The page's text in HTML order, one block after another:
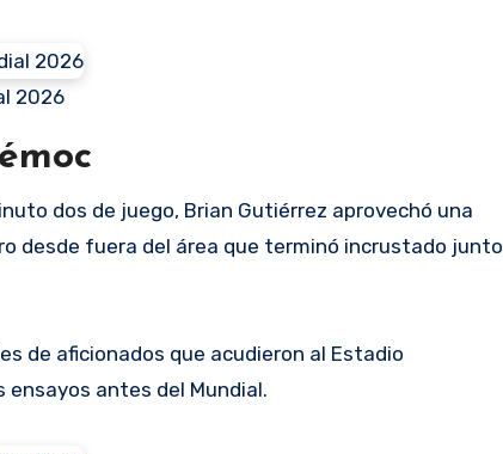
2026
dos de juego, Brian Gutiérrez aprovechó una
desde fuera del área que terminó incrustado junto
de aficionados que acudieron al Estadio
ensayos antes del Mundial.